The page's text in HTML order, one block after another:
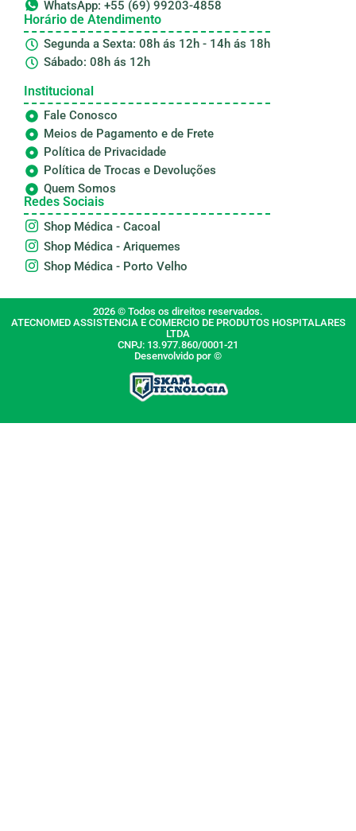
WhatsApp: +55 (69) 99203-4858
Horário de Atendimento
Segunda a Sexta: 08h ás 12h - 14h ás 18h
Sábado: 08h ás 12h
Institucional
Fale Conosco
Meios de Pagamento e de Frete
Política de Privacidade
Política de Trocas e Devoluções
Quem Somos
Redes Sociais
Shop Médica - Cacoal
Shop Médica - Ariquemes
Shop Médica - Porto Velho
2026 © Todos os direitos reservados.
ATECNOMED ASSISTENCIA E COMERCIO DE PRODUTOS HOSPITALARES
LTDA
CNPJ: 13.977.860/0001-21
Desenvolvido por ©